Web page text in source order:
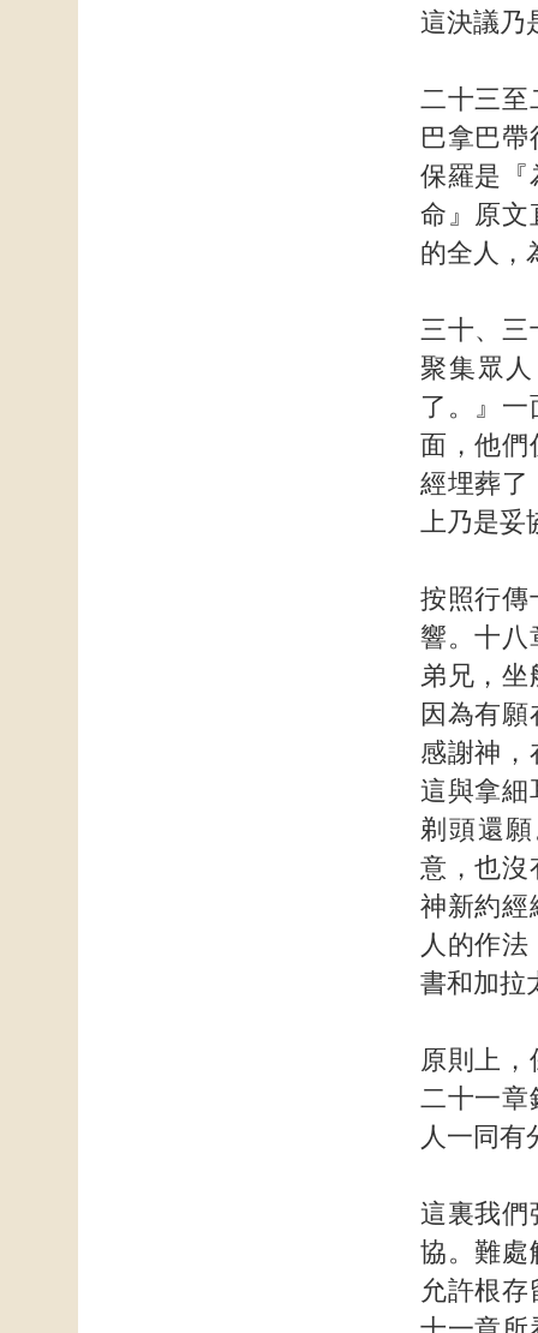
這決議乃
二十三至
巴拿巴
保羅是『
命』原文
的全人，
三十、三
聚集眾
了。』
面，他們
經埋葬了
上乃是妥
按照行傳
響。十八
弟兄，坐
因為有
感謝神，
這與拿細
剃頭還
意，也沒
神新約經
人的作
書和加拉
原則上
二十一章
人一同有
這裏我們
協。難處
允許根